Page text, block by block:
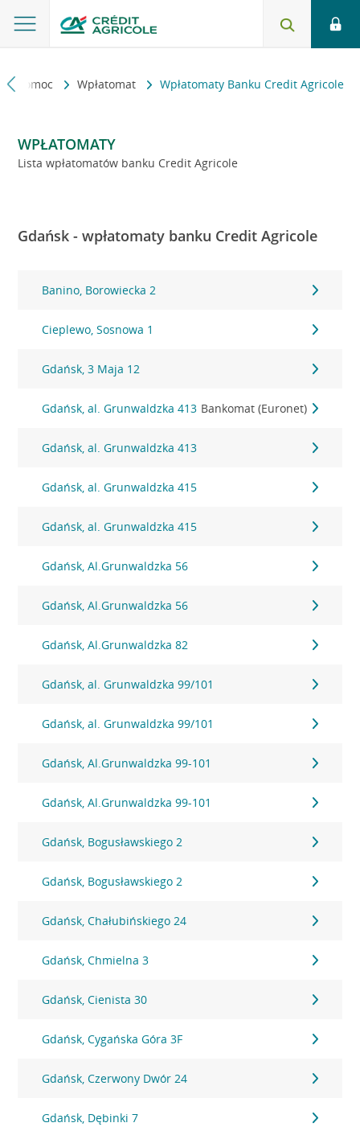
i pomoc Wpłatomat Wpłatomaty Banku Credit Agricole
WPŁATOMATY
Lista wpłatomatów banku Credit Agricole
Gdańsk - wpłatomaty banku Credit Agricole
Banino, Borowiecka 2
Cieplewo, Sosnowa 1
Gdańsk, 3 Maja 12
Gdańsk, al. Grunwaldzka 413 Bankomat (Euronet)
Gdańsk, al. Grunwaldzka 413
Gdańsk, al. Grunwaldzka 415
Gdańsk, al. Grunwaldzka 415
Gdańsk, Al.Grunwaldzka 56
Gdańsk, Al.Grunwaldzka 56
Gdańsk, Al.Grunwaldzka 82
Gdańsk, al. Grunwaldzka 99/101
Gdańsk, al. Grunwaldzka 99/101
Gdańsk, Al.Grunwaldzka 99-101
Gdańsk, Al.Grunwaldzka 99-101
Gdańsk, Bogusławskiego 2
Gdańsk, Bogusławskiego 2
Gdańsk, Chałubińskiego 24
Gdańsk, Chmielna 3
Gdańsk, Cienista 30
Gdańsk, Cygańska Góra 3F
Gdańsk, Czerwony Dwór 24
Gdańsk, Dębinki 7